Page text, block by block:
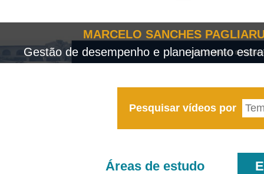
MARCELO SANCHES
Gestão de desempenho e planejamento
Pesquisar vídeos por
Áreas de estudo